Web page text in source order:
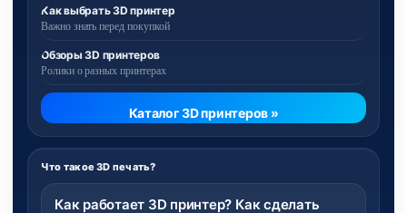
Как выбрать 3D принтер
Важно знать перед покупкой
Обзоры 3D принтеров
Ролики о разных принтерах
Каталог 3D принтеров »
Что такое 3D печать?
Как работает 3D принтер? Как сделать